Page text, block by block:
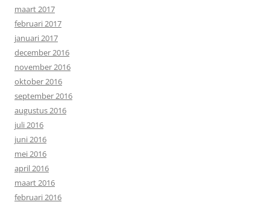
maart 2017
februari 2017
januari 2017
december 2016
november 2016
oktober 2016
september 2016
augustus 2016
juli 2016
juni 2016
mei 2016
april 2016
maart 2016
februari 2016